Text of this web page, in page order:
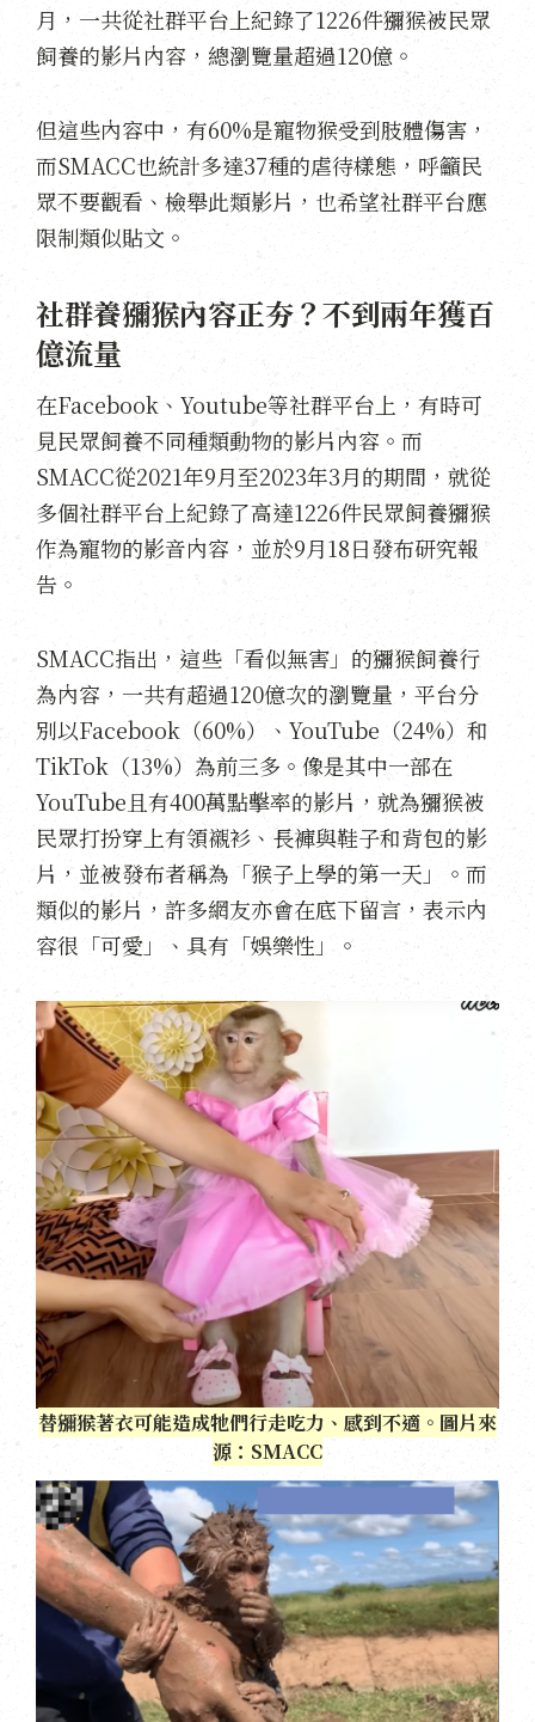
月，一共從社群平台上紀錄了1226件獼猴被民眾
飼養的影片內容，總瀏覽量超過120億。
但這些內容中，有60%是寵物猴受到肢體傷害，
而SMACC也統計多達37種的虐待樣態，呼籲民
眾不要觀看、檢舉此類影片，也希望社群平台應
限制類似貼文。
社群養獼猴內容正夯？不到兩年獲百
億流量
在Facebook、Youtube等社群平台上，有時可
見民眾飼養不同種類動物的影片內容。而
SMACC從2021年9月至2023年3月的期間，就從
多個社群平台上紀錄了高達1226件民眾飼養獼猴
作為寵物的影音內容，並於9月18日發布研究報
告。
SMACC指出，這些「看似無害」的獼猴飼養行
為內容，一共有超過120億次的瀏覽量，平台分
別以Facebook（60%）、YouTube（24%）和
TikTok（13%）為前三多。像是其中一部在
YouTube且有400萬點擊率的影片，就為獼猴被
民眾打扮穿上有領襯衫、長褲與鞋子和背包的影
片，並被發布者稱為「猴子上學的第一天」。而
類似的影片，許多網友亦會在底下留言，表示內
容很「可愛」、具有「娛樂性」。
替獼猴著衣可能造成牠們行走吃力、感到不適。圖片來
源：SMACC